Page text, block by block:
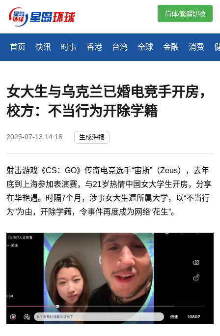
首页 快讯 时事 香港 台湾 全球 金融 消费
简体/繁體切換
女大生与乌克兰已婚电竞手开房，
校方：不当行为开除学籍
2025-07-13 14:16 生成海报
射击游戏《CS：GO》传奇电竞选手“宙斯”（Zeus），去年
底到上海参加表演赛，与21岁热情中国女大学生开房，分享
在华艳遇。时隔7个月，涉事女大生遭所属大学，以“不当行
为”为由，开除学藉，令事件再度成为网络“花生”。